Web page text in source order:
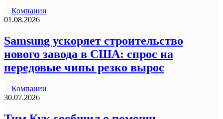
Компании
01.08.2026
Samsung ускоряет строительство
нового завода в США: спрос на
передовые чипы резко вырос
Компании
30.07.2026